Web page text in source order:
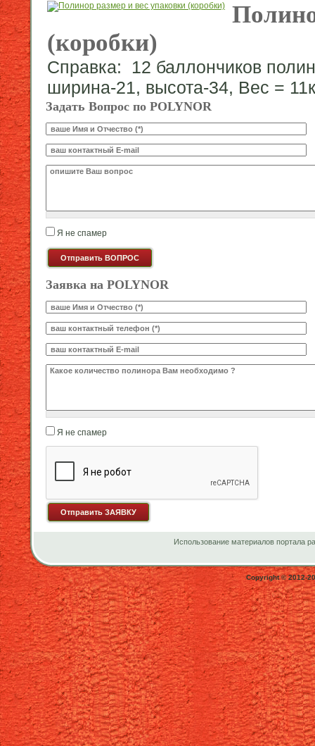
(коробки)
Справка: 12 баллончиков
ширина-21, высота-34, Вес =
Задать Вопрос по POLYNOR
Ваше И.О. *
E-mail*
Ваш вопрос*
Я не спамер
Я спамер
Заявка на POLYNOR
Ваше И.О. *
Телефон*
E-mail
Какое количество будете заказывать?*
Я не спамер
Я спамер
Использование материалов портала
Copyright © 2012-